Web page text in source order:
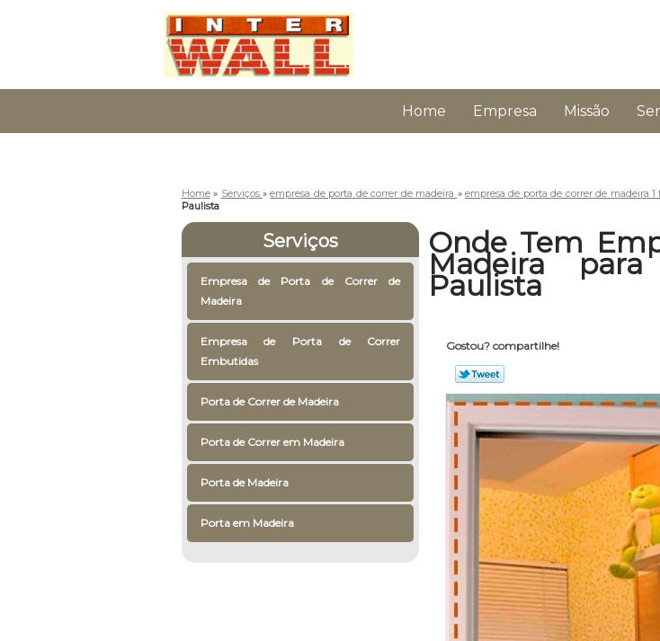
Home Empresa Missão
Home » Serviços »empresa de porta de correr de madeira » empresa de porta de correr de madeira 1
Paulista
Serviços
Empresa de Porta de Correr de
Madeira
Empresa de Porta de Correr
Embutidas
Porta de Correr de Madeira
Porta de Correr em Madeira
Porta de Madeira
Porta em Madeira
Onde Tem
Madeira
Paulista
Gostou? compartilhe!